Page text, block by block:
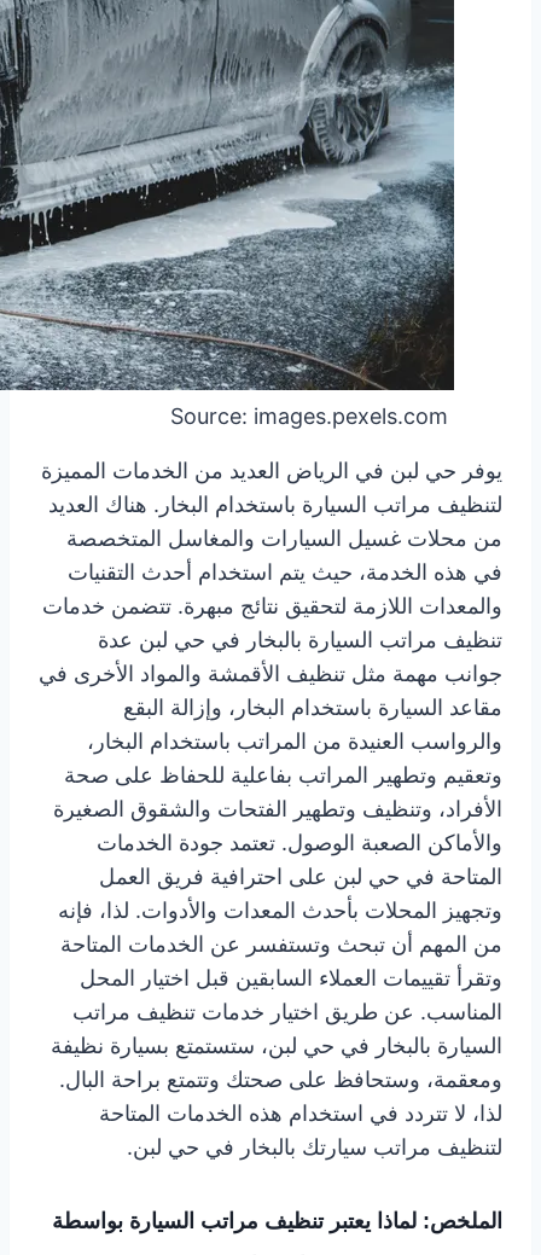
يوفر حي لبن في الرياض العديد من الخدمات المميزة
لتنظيف مراتب السيارة باستخدام البخار. هناك العديد
من محلات غسيل السيارات والمغاسل المتخصصة
في هذه الخدمة، حيث يتم استخدام أحدث التقنيات
والمعدات اللازمة لتحقيق نتائج مبهرة. تتضمن خدمات
تنظيف مراتب السيارة بالبخار في حي لبن عدة
جوانب مهمة مثل تنظيف الأقمشة والمواد الأخرى في
مقاعد السيارة باستخدام البخار، وإزالة البقع
والرواسب العنيدة من المراتب باستخدام البخار،
وتعقيم وتطهير المراتب بفاعلية للحفاظ على صحة
الأفراد، وتنظيف وتطهير الفتحات والشقوق الصغيرة
والأماكن الصعبة الوصول. تعتمد جودة الخدمات
المتاحة في حي لبن على احترافية فريق العمل
وتجهيز المحلات بأحدث المعدات والأدوات. لذا، فإنه
من المهم أن تبحث وتستفسر عن الخدمات المتاحة
وتقرأ تقييمات العملاء السابقين قبل اختيار المحل
المناسب. عن طريق اختيار خدمات تنظيف مراتب
السيارة بالبخار في حي لبن، ستستمتع بسيارة نظيفة
ومعقمة، وستحافظ على صحتك وتتمتع براحة البال.
لذا، لا تتردد في استخدام هذه الخدمات المتاحة
لتنظيف مراتب سيارتك بالبخار في حي لبن.
الملخص: لماذا يعتبر تنظيف مراتب السيارة بواسطة